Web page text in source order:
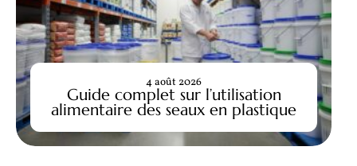
Guide complet sur l’utilisation
alimentaire des seaux en plastique
4 août 2026